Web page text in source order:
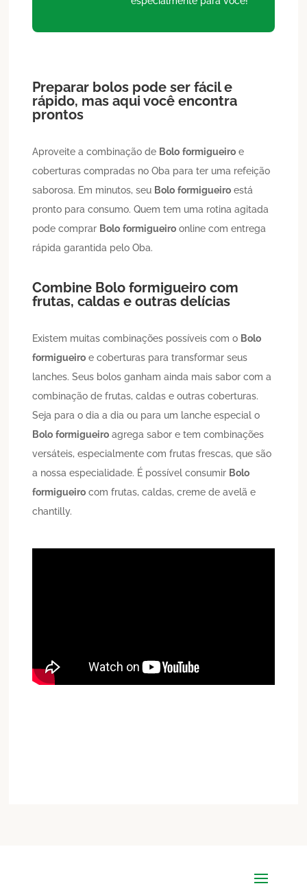
Preparar bolos pode ser fácil e
rápido, mas aqui você encontra
prontos
Aproveite a combinação de Bolo formigueiro e
coberturas compradas no Oba para ter uma refeição
saborosa. Em minutos, seu Bolo formigueiro está
pronto para consumo. Quem tem uma rotina agitada
pode comprar Bolo formigueiro online com entrega
rápida garantida pelo Oba.
Combine Bolo formigueiro com
frutas, caldas e outras delícias
Existem muitas combinações possíveis com o Bolo
formigueiro e coberturas para transformar seus
lanches. Seus bolos ganham ainda mais sabor com a
combinação de frutas, caldas e outras coberturas.
Seja para o dia a dia ou para um lanche especial o
Bolo formigueiro agrega sabor e tem combinações
versáteis, especialmente com frutas frescas, que são
a nossa especialidade. É possível consumir Bolo
formigueiro com frutas, caldas, creme de avelã e
chantilly.